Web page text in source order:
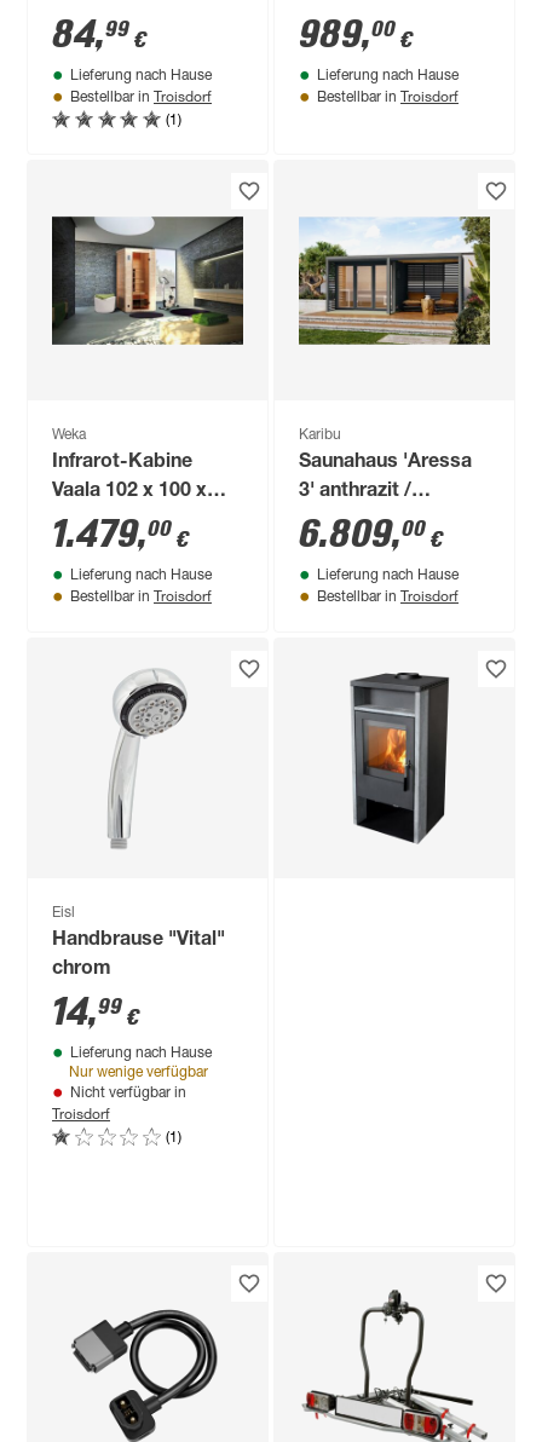
84,99 €
Lieferung nach Hause
Bestellbar in Troisdorf
(1)
Personen Aluminium
989,00 €
Lieferung nach Hause
Bestellbar in Troisdorf
Weka
Infrarot-Kabine
Vaala 102 x 100 x
196 cm
1.479,00 €
Lieferung nach Hause
Bestellbar in Troisdorf
Karibu
Saunahaus 'Aressa
3' anthrazit /
graualuminium mit
Anbaudach, Ofen 9
kW Bio externe
Steuerung 537,5 x
6.809,00 €
Lieferung nach Hause
Bestellbar in Troisdorf
Eisl
Handbrause "Vital"
chrom
14,99 €
Lieferung nach Hause
Nur wenige verfügbar
Nicht verfügbar in
Troisdorf
(1)
Kaminofen 'Kronos'
Stahl/Naturstein 6,2
799 ,00 €